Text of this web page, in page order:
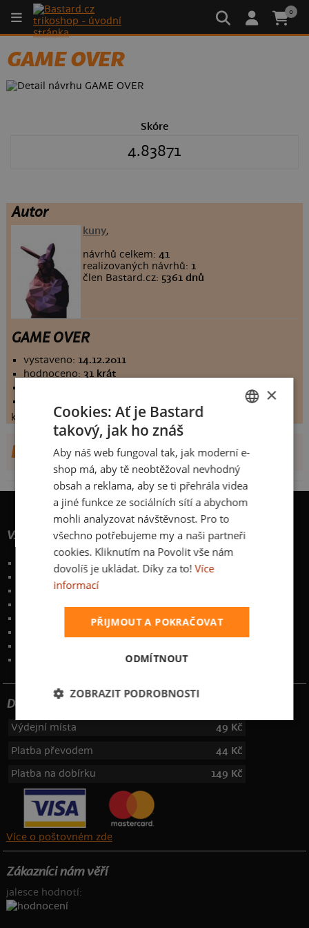
0
GAME OVER
Skóre
4.83871
Autor
kuny,
návrhů celkem:41
realizovaných návrhů: 1
člen Bastard.cz: 5361 dnů
GAME OVER
vystaveno: 14.12.2011
hodnoceno: 31 krát
konečné hodnocení:4.83871
DALŠÍ NÁVRHY OD KUNY
Vše o nákupu
Poštovné a způsoby doručení
Garance výměny či vrácení
Časté otázky
Zakázkový potisk textilu
Obchodní podmínky
Dotujeme poštovné
Výdejní místa
49 Kč
Platba převodem
44 Kč
Platba na dobírku
149 Kč
Více o poštovném zde
Zákazníci nám věří
jalesce hodnotí:
SLOVAK
×
Cookies: Ať je Bastard
takový, jak ho znáš
Aby náš web fungoval tak, jak moderní e-
shop má, aby tě neobtěžoval nevhodný
obsah a reklama, aby se ti přehrála videa
a jiné funkce ze sociálních sítí a abychom
mohli analyzovat návštěvnost. Pro to
všechno potřebujeme my a naši partneři
cookies. Kliknutím na Povolit vše nám
dovolíš je ukládat. Díky za to! Více
informací
PŘIJMOUT A POKRAČOVAT
ODMÍTNOUT
ZOBRAZIT PODROBNOSTI